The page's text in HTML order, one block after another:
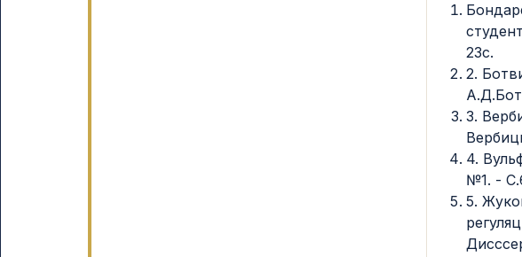
23с.
2.
3.
4.
№1. -
5.